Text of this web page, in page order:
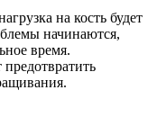
на кость будет
начинаются,
время.